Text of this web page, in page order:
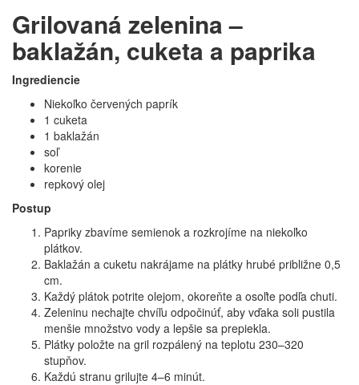
Grilovaná zelenina –
baklažán, cuketa a paprika
Ingrediencie
Niekoľko červených paprík
1 cuketa
1 baklažán
soľ
korenie
repkový olej
Postup
Papriky zbavíme semienok a rozkrojíme na niekoľko
plátkov.
Baklažán a cuketu nakrájame na plátky hrubé približne 0,5
cm.
Každý plátok potrite olejom, okoreňte a osoľte podľa chuti.
Zeleninu nechajte chvíľu odpočinúť, aby vďaka soli pustila
menšie množstvo vody a lepšie sa prepiekla.
Plátky položte na gril rozpálený na teplotu 230–320
stupňov.
Každú stranu grilujte 4–6 minút.